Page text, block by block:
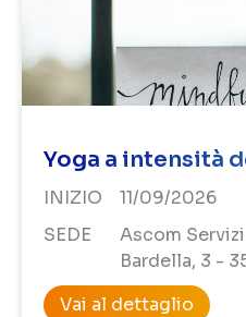
Yoga a intensità
INIZIO
11/09/2026
SEDE
Ascom Servizi
Bardella, 3 -
Vai al dettaglio